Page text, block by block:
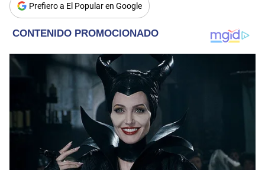
Prefiero a El Popular en Google